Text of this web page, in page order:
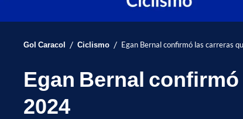
Gol Caracol / Ciclismo / Egan Bernal confirmó las carreras
Egan Bernal
2024